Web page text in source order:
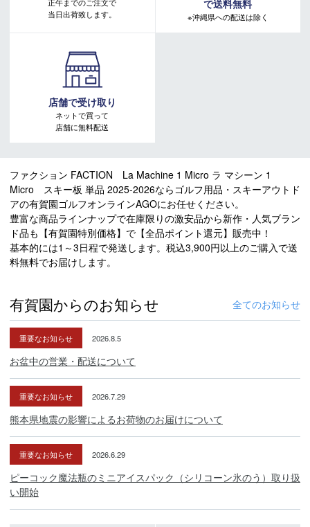
当日出荷致します。
で送料無料
※沖縄県への配送は除く
店舗で受け取り
ネットで買って
店舗に無料配送
ファクション FACTION La Machine 1 Micro ラ マシーン 1
Micro スキー板 単品 2025-2026ならゴルフ用品・スキーアウトド
アの有賀園ゴルフオンラインAGOにお任せください。
豊富な商品ラインナップで在庫限りの激安品から新作・人気ブラン
ド品も【有賀園特別価格】で【全品ポイント還元】販売中！
基本的には1～3日程で発送します。税込3,900円以上のご購入で送
料無料でお届けします。
有賀園からのお知らせ 全てのお知らせ
重要なお知らせ 2026.8.5
お盆中の営業・配送について
重要なお知らせ 2026.7.29
熊本県地震の影響によるお荷物のお届けについて
重要なお知らせ 2026.6.29
ピーコック魔法瓶のミニアイスパック（シリコーン氷のう）取り扱
い開始